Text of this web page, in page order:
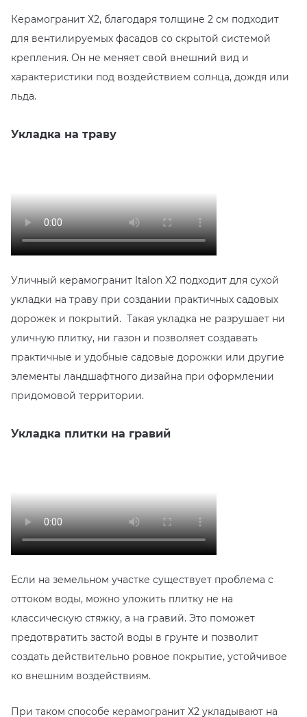
Керамогранит Х2, благодаря толщине 2 см подходит
для вентилируемых фасадов со скрытой системой
крепления. Он не меняет свой внешний вид и
характеристики под воздействием солнца, дождя или
льда.
Укладка на траву
Уличный керамогранит Italon X2 подходит для сухой
укладки на траву при создании практичных садовых
дорожек и покрытий. Такая укладка не разрушает ни
уличную плитку, ни газон и позволяет создавать
практичные и удобные садовые дорожки или другие
элементы ландшафтного дизайна при оформлении
придомовой территории.
Укладка плитки на гравий
Если на земельном участке существует проблема с
оттоком воды, можно уложить плитку не на
классическую стяжку, а на гравий. Это поможет
предотвратить застой воды в грунте и позволит
создать действительно ровное покрытие, устойчивое
ко внешним воздействиям.
При таком способе керамогранит Х2 укладывают на